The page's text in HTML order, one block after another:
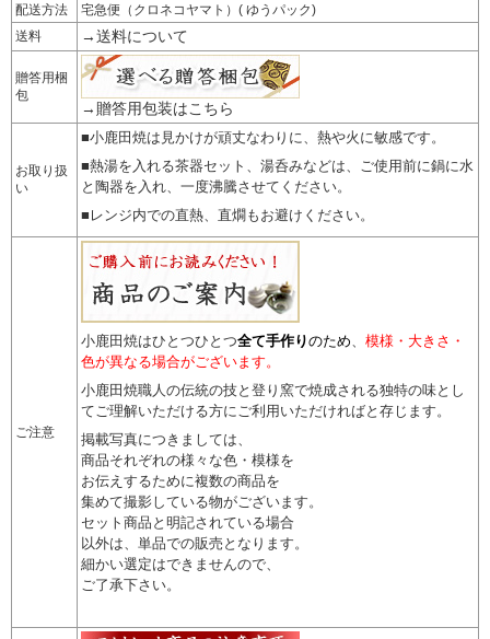
配送方法
宅急便（クロネコヤマト）( ゆうパック)
送料
→送料について
贈答用梱
包
→贈答用包装はこちら
お取り扱
い
■小鹿田焼は見かけが頑丈なわりに、熱や火に敏感です。
■熱湯を入れる茶器セット、湯呑みなどは、ご使用前に鍋に水
と陶器を入れ、一度沸騰させてください。
■レンジ内での直熱、直燗もお避けください。
ご注意
小鹿田焼はひとつひとつ全て手作りのため
模様・大きさ・
色が異なる場合がございます。
小鹿田焼職人の伝統の技と登り窯で焼成される独特の味とし
てご理解いただける方にご利用いただければと存じます。
掲載写真につきましては、
商品それぞれの様々な色・模様を
お伝えするために複数の商品を
集めて撮影している物がございます。
セット商品と明記されている場合
以外は、単品での販売となります。
細かい選定はできませんので
ご了承下さい。